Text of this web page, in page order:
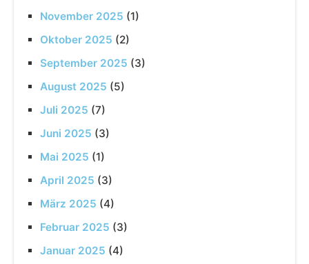
November 2025 (1)
Oktober 2025 (2)
September 2025 (3)
August 2025 (5)
Juli 2025 (7)
Juni 2025 (3)
Mai 2025 (1)
April 2025 (3)
März 2025 (4)
Februar 2025 (3)
Januar 2025 (4)